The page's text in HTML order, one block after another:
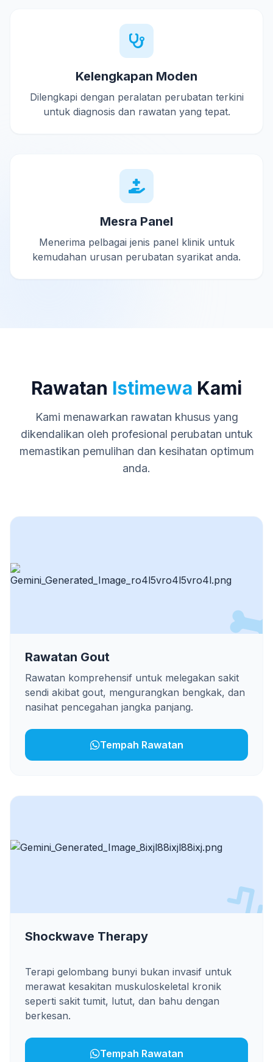
Kelengkapan Moden
Dilengkapi dengan peralatan perubatan terkini
untuk diagnosis dan rawatan yang tepat.
Mesra Panel
Menerima pelbagai jenis panel klinik untuk
kemudahan urusan perubatan syarikat anda.
Rawatan Istimewa Kami
Kami menawarkan rawatan khusus yang
dikendalikan oleh profesional perubatan untuk
memastikan pemulihan dan kesihatan optimum
anda.
Rawatan Gout
Rawatan komprehensif untuk melegakan sakit
sendi akibat gout, mengurangkan bengkak, dan
nasihat pencegahan jangka panjang.
Tempah Rawatan
Shockwave Therapy
Terapi gelombang bunyi bukan invasif untuk
merawat kesakitan muskuloskeletal kronik
seperti sakit tumit, lutut, dan bahu dengan
berkesan.
Tempah Rawatan